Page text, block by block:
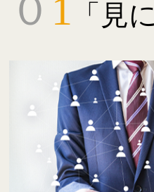
０ 1 「見